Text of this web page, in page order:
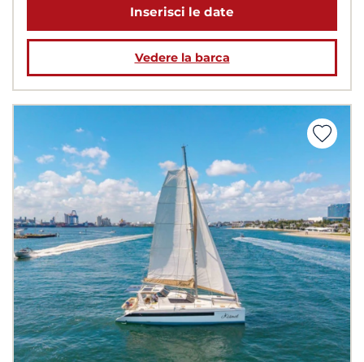
Inserisci le date
Vedere la barca